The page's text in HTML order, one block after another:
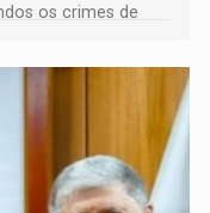
os crimes de